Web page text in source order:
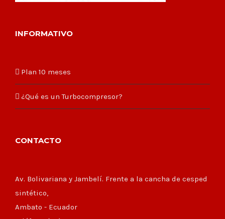
INFORMATIVO
Plan 10 meses
¿Qué es un Turbocompresor?
CONTACTO
Av. Bolivariana y Jambelí. Frente a la cancha de cesped
sintético,
Ambato - Ecuador